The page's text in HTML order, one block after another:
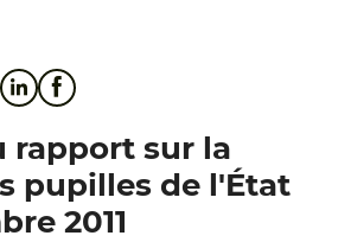
rapport sur la
pupilles de l'État
2011